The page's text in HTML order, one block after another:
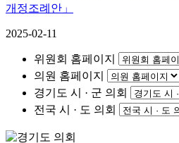
개정조례안」
2025-02-11
위원회 홈페이지
의원 홈페이지
경기도 시 · 군 의회
전국 시 · 도 의회